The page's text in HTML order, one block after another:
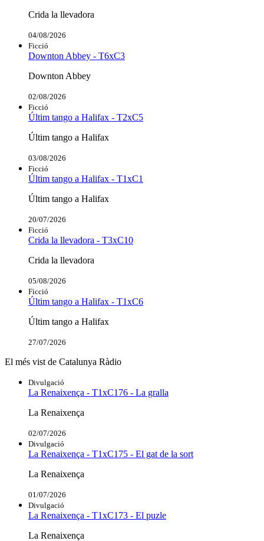
Crida la llevadora
04/08/2026
Ficció
Downton Abbey - T6xC3
Downton Abbey
02/08/2026
Ficció
Últim tango a Halifax - T2xC5
Últim tango a Halifax
03/08/2026
Ficció
Últim tango a Halifax - T1xC1
Últim tango a Halifax
20/07/2026
Ficció
Crida la llevadora - T3xC10
Crida la llevadora
05/08/2026
Ficció
Últim tango a Halifax - T1xC6
Últim tango a Halifax
27/07/2026
El més vist de Catalunya Ràdio
Divulgació
La Renaixença - T1xC176 - La gralla
La Renaixença
02/07/2026
Divulgació
La Renaixença - T1xC175 - El gat de la sort
La Renaixença
01/07/2026
Divulgació
La Renaixença - T1xC173 - El puzle
La Renaixença